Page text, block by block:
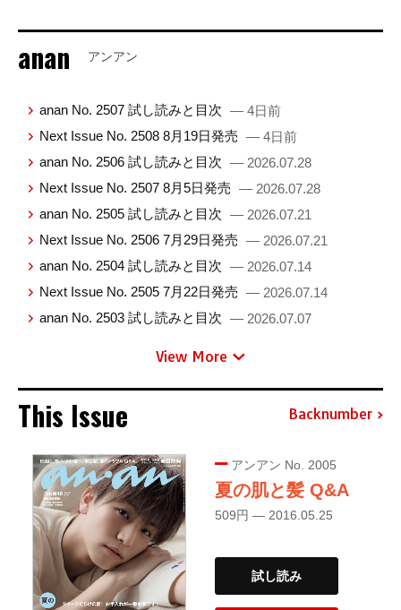
anan アンアン
anan No. 2507 試し読みと目次 — 4日前
Next Issue No. 2508 8月19日発売 — 4日前
anan No. 2506 試し読みと目次 — 2026.07.28
Next Issue No. 2507 8月5日発売 — 2026.07.28
anan No. 2505 試し読みと目次 — 2026.07.21
Next Issue No. 2506 7月29日発売 — 2026.07.21
anan No. 2504 試し読みと目次 — 2026.07.14
Next Issue No. 2505 7月22日発売 — 2026.07.14
anan No. 2503 試し読みと目次 — 2026.07.07
View More
This Issue Backnumber
アンアン No. 2005
夏の肌と髪 Q&A
509円 — 2016.05.25
試し読み